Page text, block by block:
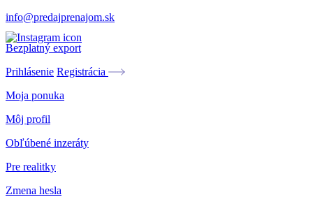
info@predajprenajom.sk
Bezplatný export
Prihlásenie Registrácia
Moja ponuka
Môj profil
Obľúbené inzeráty
Pre realitky
Zmena hesla